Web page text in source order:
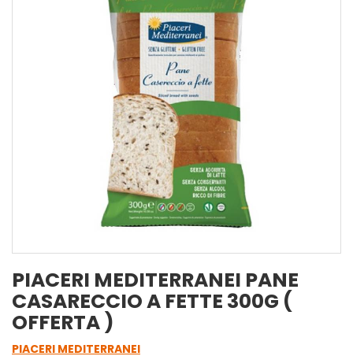
PIACERI MEDITERRANEI PANE
CASARECCIO A FETTE 300G (
OFFERTA )
PIACERI MEDITERRANEI